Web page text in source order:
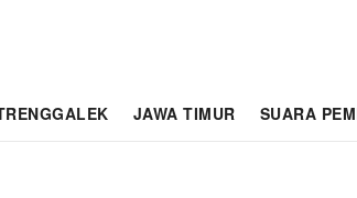
JAWA TIMUR SUARA